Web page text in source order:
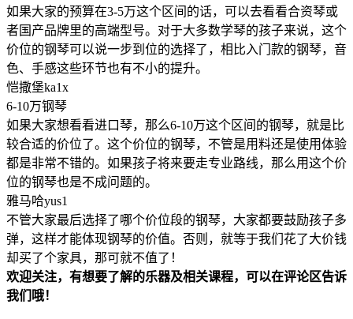
如果大家的预算在3-5万这个区间的话，可以去看看合资琴或
者国产品牌里的高端型号。对于大多数学琴的孩子来说，这个
价位的钢琴可以说一步到位的选择了，相比入门款的钢琴，音
色、手感这些环节也有不小的提升。
恺撒堡ka1x
6-10万钢琴
如果大家想看看进口琴，那么6-10万这个区间的钢琴，就是比
较合适的价位了。这个价位的钢琴，不管是用料还是使用体验
都是非常不错的。如果孩子将来要走专业路线，那么用这个价
位的钢琴也是不成问题的。
雅马哈yus1
不管大家最后选择了哪个价位段的钢琴，大家都要鼓励孩子多
弹，这样才能体现钢琴的价值。否则，就等于我们花了大价钱
却买了个家具，那可就不值了！
欢迎关注，有想要了解的乐器及相关课程，可以在评论区告诉
我们哦！